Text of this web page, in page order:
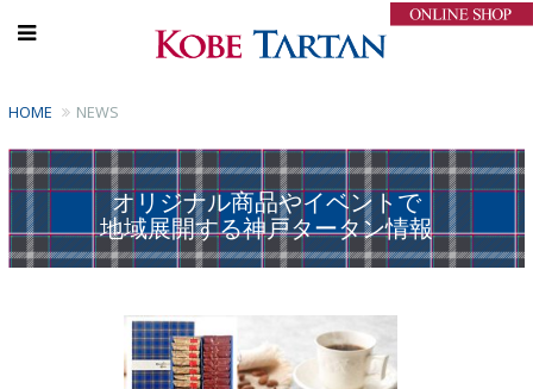
HOME NEWS
オリジナル商品やイベントで
地域展開する神戸タータン情報